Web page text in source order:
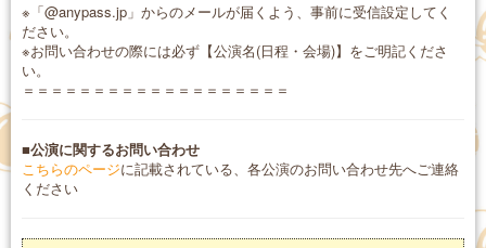
※「@anypass.jp」からのメールが届くよう、事前に受信設定してく
ださい。
※お問い合わせの際には必ず【公演名(日程・会場)】をご明記くださ
い。
＝＝＝＝＝＝＝＝＝＝＝＝＝＝＝＝＝＝＝
■公演に関するお問い合わせ
こちらのページに記載されている、各公演のお問い合わせ先へご連絡
ください